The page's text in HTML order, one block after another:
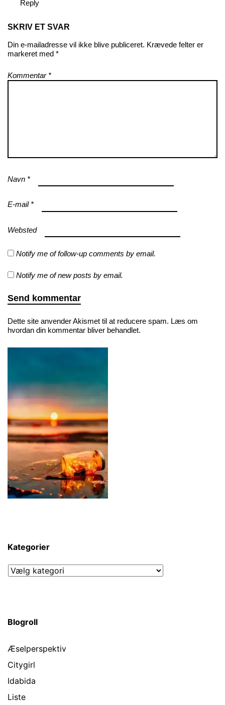
Reply
SKRIV ET SVAR
Din e-mailadresse vil ikke blive publiceret. Krævede felter er
markeret med *
Kommentar *
Navn *
E-mail *
Websted
Notify me of follow-up comments by email.
Notify me of new posts by email.
Dette site anvender Akismet til at reducere spam. Læs om
hvordan din kommentar bliver behandlet.
Kategorier
Kategorier
Blogroll
Æselperspektiv
Citygirl
Idabida
Liste